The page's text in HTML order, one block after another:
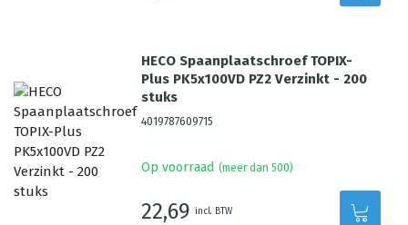
HECO Spaanplaatschroef TOPIX-
Plus PK5x100VD PZ2 Verzinkt - 200
stuks
4019787609715
Op voorraad (meer dan 500)
22,69 incl. BTW